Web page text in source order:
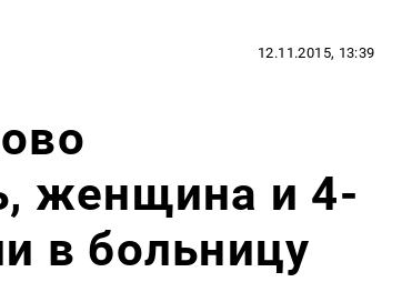
12.11.2015, 13:39
женщина и 4-
в больницу